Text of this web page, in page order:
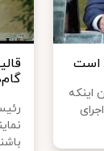
است
اینکه